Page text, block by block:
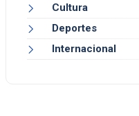
Cultura
Deportes
Internacional